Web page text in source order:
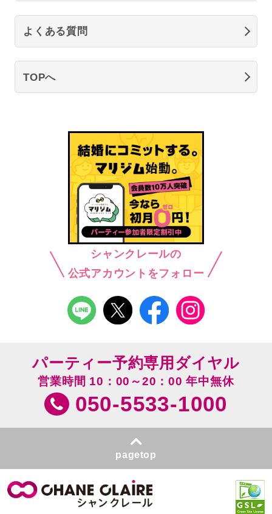
よくある質問
TOPへ
シャンクレールの
公式アカウントをフォロー
パーティー予約専用ダイヤル
営業時間 10：00～20：00 年中無休
050-5533-1000
pagetop